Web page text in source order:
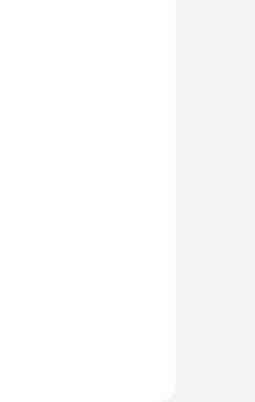
là quạt hơi nước.
như một chiếc